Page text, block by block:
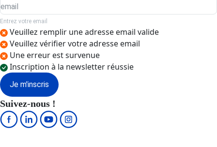
email
Entrez votre email
Veuillez remplir une adresse email valide
Veuillez vérifier votre adresse email
Une erreur est survenue
Inscription à la newsletter réussie
Je m'inscris
Suivez-nous !